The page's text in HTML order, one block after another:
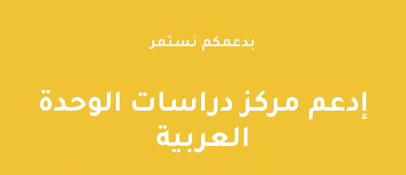
بدعمكم نستمر
إدعم مركز دراسات الوحدة
العربية